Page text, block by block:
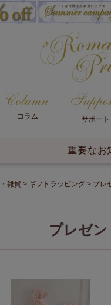
コラム サポート
重要なお
雑貨 ギフトラッピング プレ
プレゼ